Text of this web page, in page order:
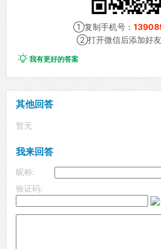
①复制手机号：
②打开微信后添加好
我有更好的答案
其他回答
暂无
我来回答
昵称:
验证码: